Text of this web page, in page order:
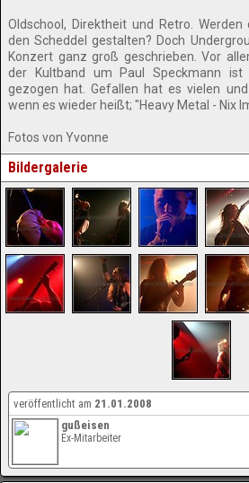
Oldschool, Direktheit und Retro.
den Scheddel gestalten? Doch
Konzert ganz groß geschrieben. Vor
der Kultband um Paul Speckmann
gezogen hat. Gefallen hat es vielen
wenn es wieder heißt; "Heavy Metal - Nix
Fotos von Yvonne
Bildergalerie
veröffentlicht am 21.01.2008
gußeisen
Ex-Mitarbeiter